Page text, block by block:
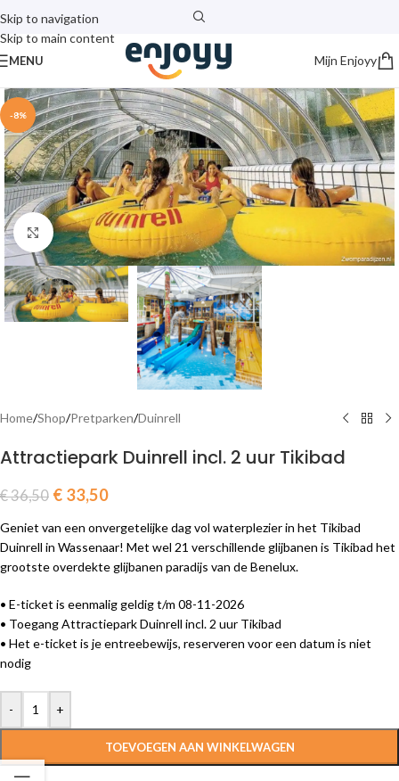
Skip to navigation
Skip to main content
MENU Mijn Enjoyy
-8%
Click to enlarge
Home/Shop/Pretparken/Duinrell
Attractiepark Duinrell incl. 2 uur Tikibad
€36,50 € 33,50
Geniet van een onvergetelijke dag vol waterplezier in het Tikibad
Duinrell in Wassenaar! Met wel 21 verschillende glijbanen is Tikibad het
grootste overdekte glijbanen paradijs van de Benelux.
• E-ticket is eenmalig geldig t/m 08-11-2026
• Toegang Attractiepark Duinrell incl. 2 uur Tikibad
• Het e-ticket is je entreebewijs, reserveren voor een datum is niet
nodig
- +
TOEVOEGEN AAN WINKELWAGEN